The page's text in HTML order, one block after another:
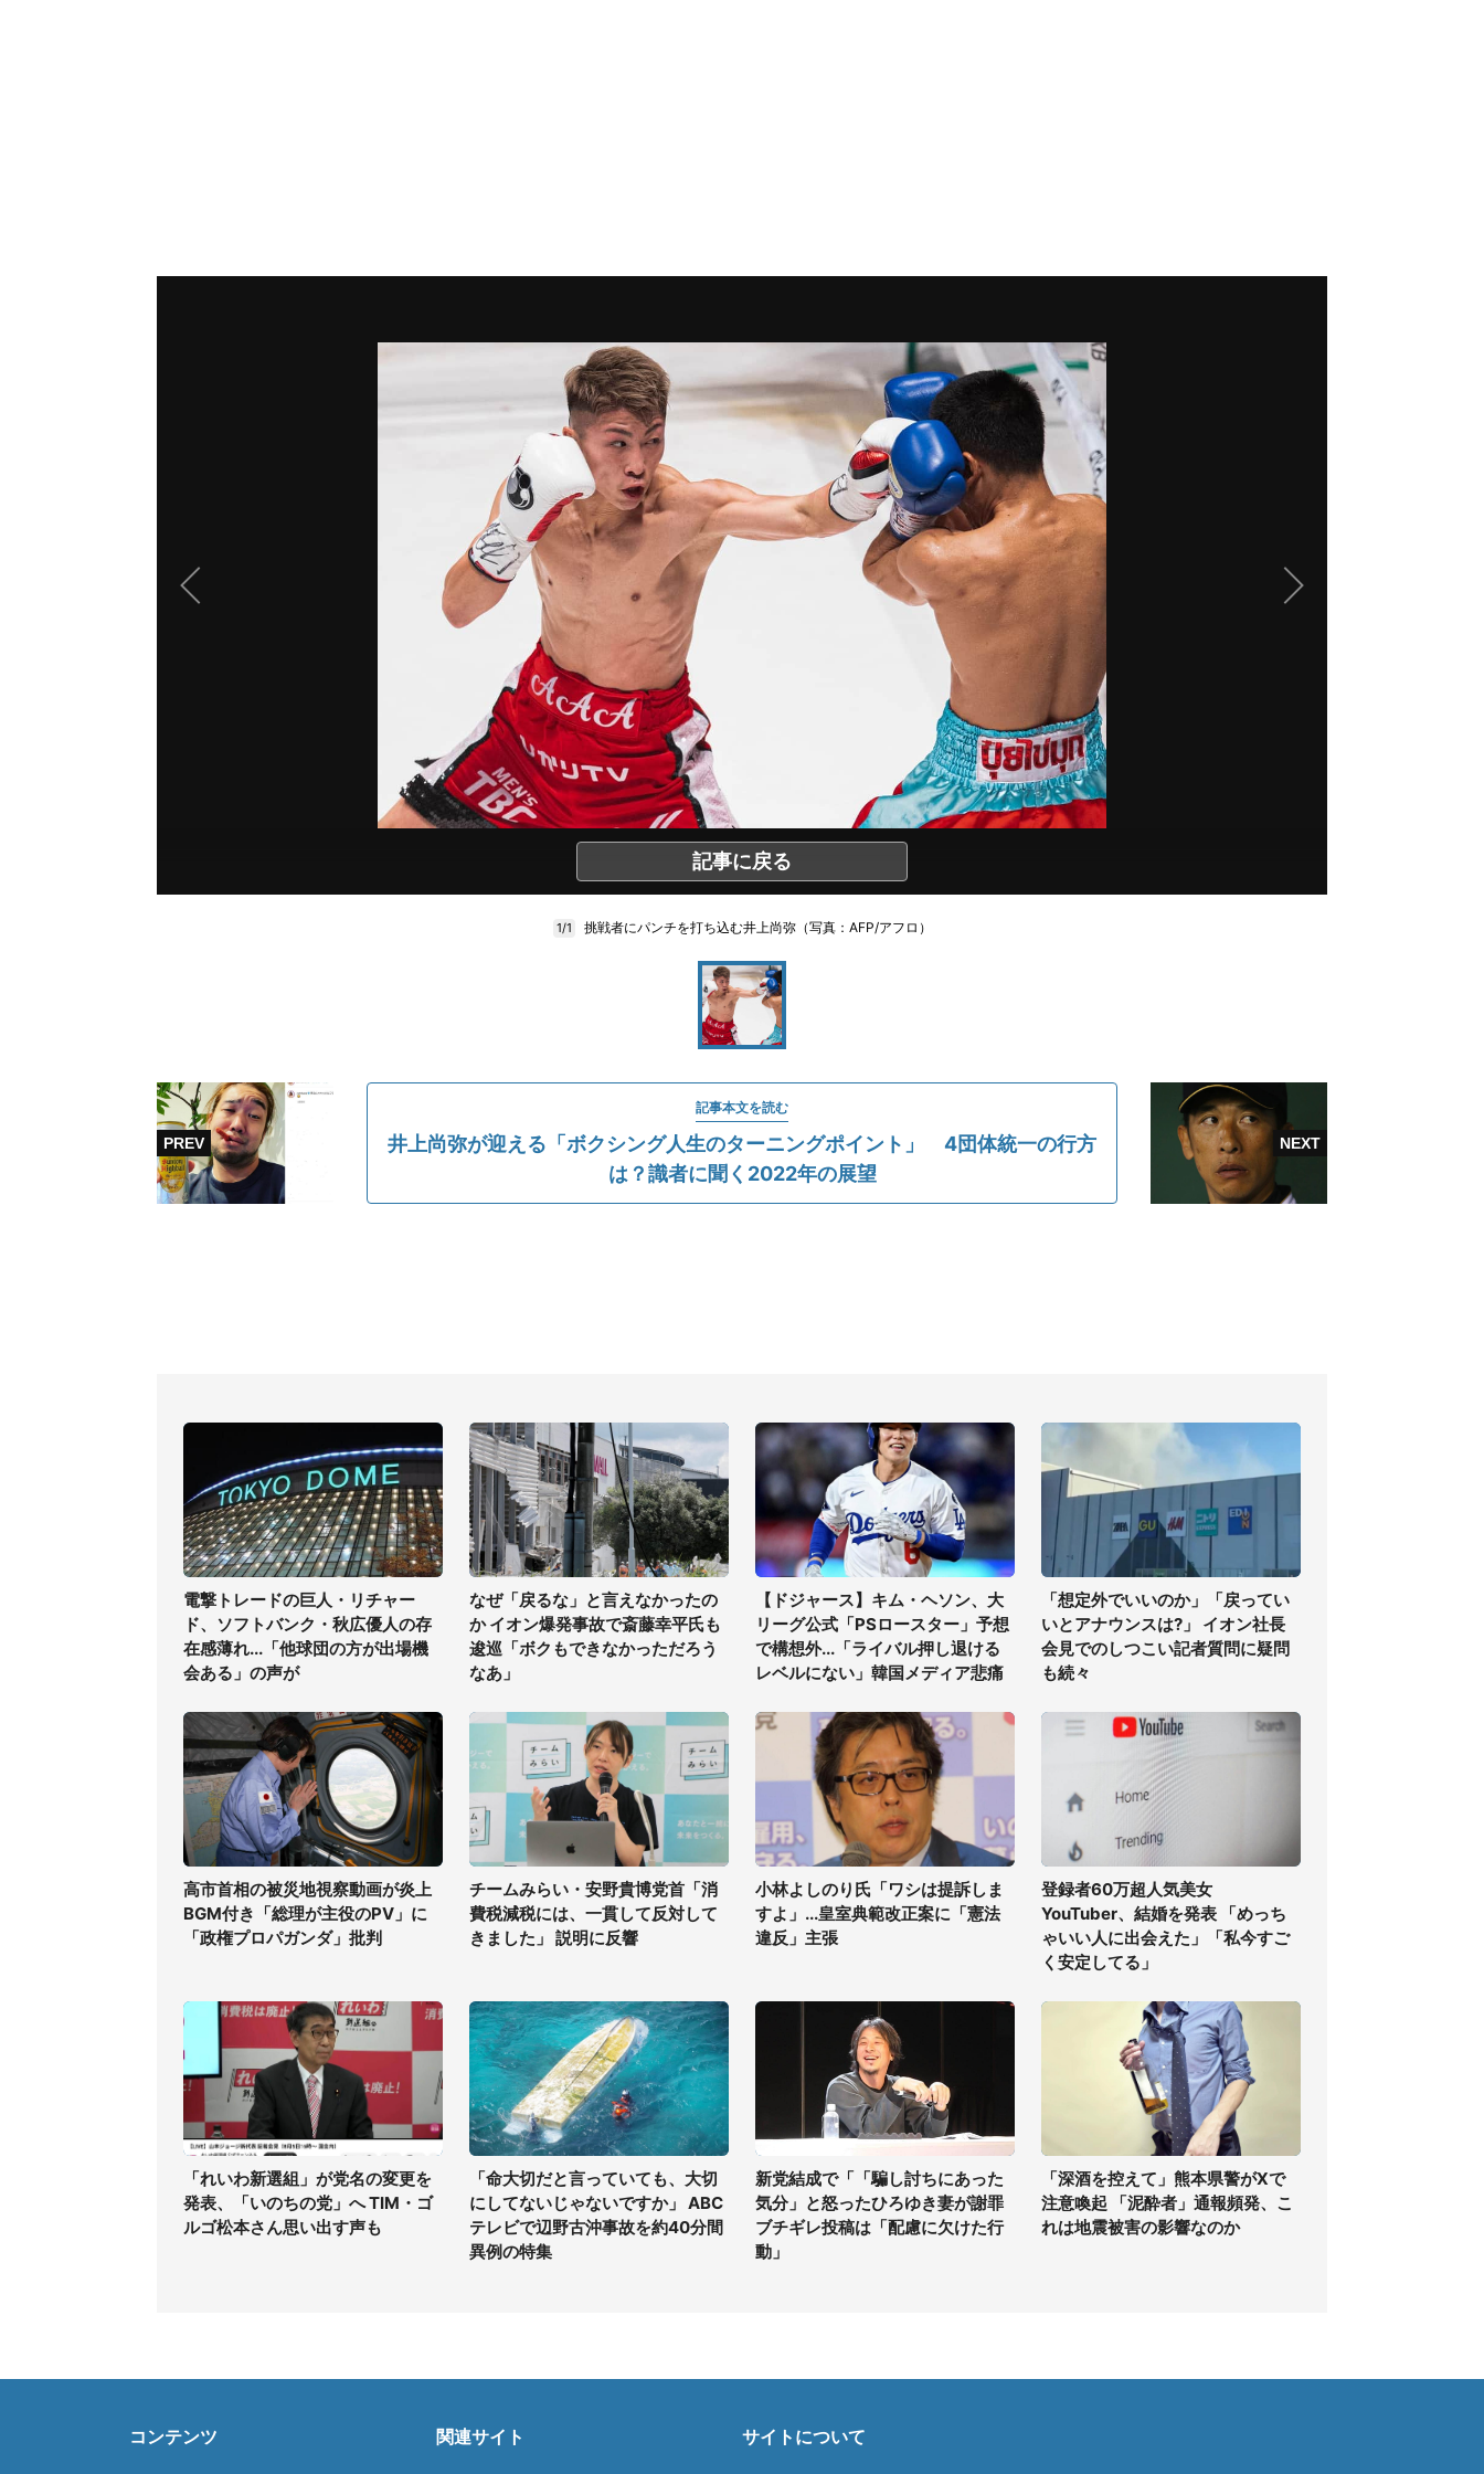
記事に戻る
1/1 挑戦者にパンチを打ち込む井上尚弥（写真：AFP/アフロ）
記事本文を読む
井上尚弥が迎える「ボクシング人生のターニングポイント」 4団体統一の行方
は？識者に聞く2022年の展望
電撃トレードの巨人・リチャー
ド、ソフトバンク・秋広優人の存
在感薄れ...「他球団の方が出場機
会ある」の声が
なぜ「戻るな」と言えなかったの
か イオン爆発事故で斎藤幸平氏も
逡巡「ボクもできなかっただろう
なあ」
【ドジャース】キム・ヘソン、大
リーグ公式「PSロースター」予想
で構想外...「ライバル押し退ける
レベルにない」韓国メディア悲痛
「想定外でいいのか」「戻ってい
いとアナウンスは?」 イオン社長
会見でのしつこい記者質問に疑問
も続々
高市首相の被災地視察動画が炎上
BGM付き「総理が主役のPV」に
「政権プロパガンダ」批判
チームみらい・安野貴博党首「消
費税減税には、一貫して反対して
きました」 説明に反響
小林よしのり氏「ワシは提訴しま
すよ」...皇室典範改正案に「憲法
違反」主張
登録者60万超人気美女
YouTuber、結婚を発表 「めっち
ゃいい人に出会えた」「私今すご
く安定してる」
「れいわ新選組」が党名の変更を
発表、「いのちの党」へ TIM・ゴ
ルゴ松本さん思い出す声も
「命大切だと言っていても、大切
にしてないじゃないですか」 ABC
テレビで辺野古沖事故を約40分間
異例の特集
新党結成で「「騙し討ちにあった
気分」と怒ったひろゆき妻が謝罪
ブチギレ投稿は「配慮に欠けた行
動」
「深酒を控えて」熊本県警がXで
注意喚起 「泥酔者」通報頻発、こ
れは地震被害の影響なのか
コンテンツ 関連サイト サイトについて